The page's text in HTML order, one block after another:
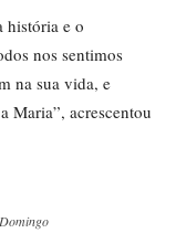
história e o
nos sentimos
na sua vida, e
Maria”, acrescentou